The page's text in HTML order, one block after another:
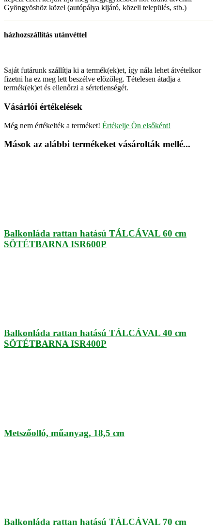
Gyöngyöshöz közel (autópálya kijáró, közeli település, stb.)
házhozszállítás utánvéttel
Saját futárunk szállítja ki a termék(ek)et, így nála lehet átvételkor
fizetni ha ez meg lett beszélve előzőleg. Tételesen átadja a
termék(ek)et és ellenőrzi a sértetlenségét.
Vásárlói értékelések
Még nem értékelték a terméket! Értékelje Ön elsőként!
Mások az alábbi termékeket vásárolták mellé...
Balkonláda rattan hatású TÁLCÁVAL 60 cm
SÖTÉTBARNA ISR600P
Balkonláda rattan hatású TÁLCÁVAL 40 cm
SÖTÉTBARNA ISR400P
Metszőolló, műanyag, 18,5 cm
Balkonláda rattan hatású TÁLCÁVAL 70 cm